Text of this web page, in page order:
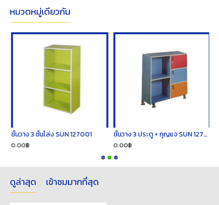
หมวดหมู่เดียวกัน
ชั้นวาง 3 ชั้นโล่ง SUN 127001
0.00฿
ชั้นวาง 3 ประตู + กุญแจ SUN 127013
0.00฿
ดูล่าสุด เข้าชมมากที่สุด